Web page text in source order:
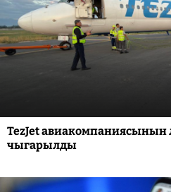
TezJet
чыгарылды